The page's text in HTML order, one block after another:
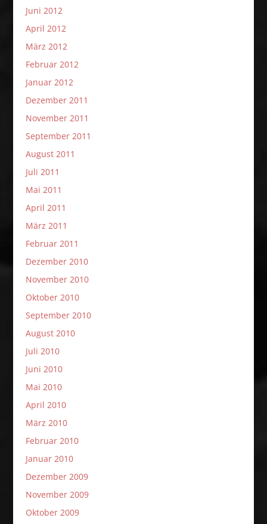
Juni 2012
April 2012
März 2012
Februar 2012
Januar 2012
Dezember 2011
November 2011
September 2011
August 2011
Juli 2011
Mai 2011
April 2011
März 2011
Februar 2011
Dezember 2010
November 2010
Oktober 2010
September 2010
August 2010
Juli 2010
Juni 2010
Mai 2010
April 2010
März 2010
Februar 2010
Januar 2010
Dezember 2009
November 2009
Oktober 2009